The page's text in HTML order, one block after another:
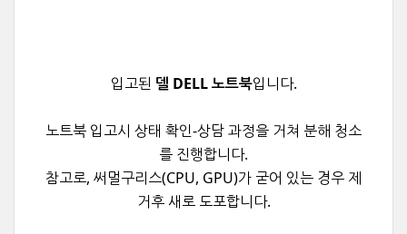
입고된 델 DELL 노트북입니다.
노트북 입고시 상태 확인-상담 과정을 거쳐 분해 청소
를 진행합니다.
참고로, 써멀구리스(CPU, GPU)가 굳어 있는 경우 제
거후 새로 도포합니다.